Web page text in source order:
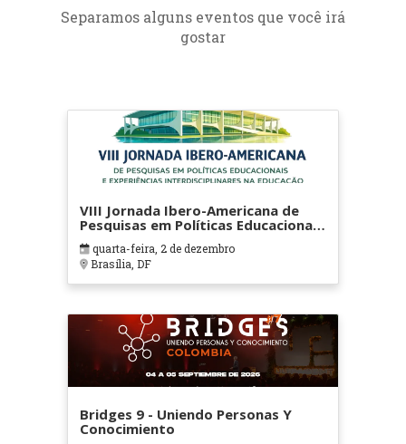
Separamos alguns eventos que você irá
gostar
VIII Jornada Ibero-Americana de
Pesquisas em Políticas Educacionais
e Experiências Interdisciplinares na
Educação
quarta-feira, 2 de dezembro
Brasília, DF
Bridges 9 - Uniendo Personas Y
Conocimiento